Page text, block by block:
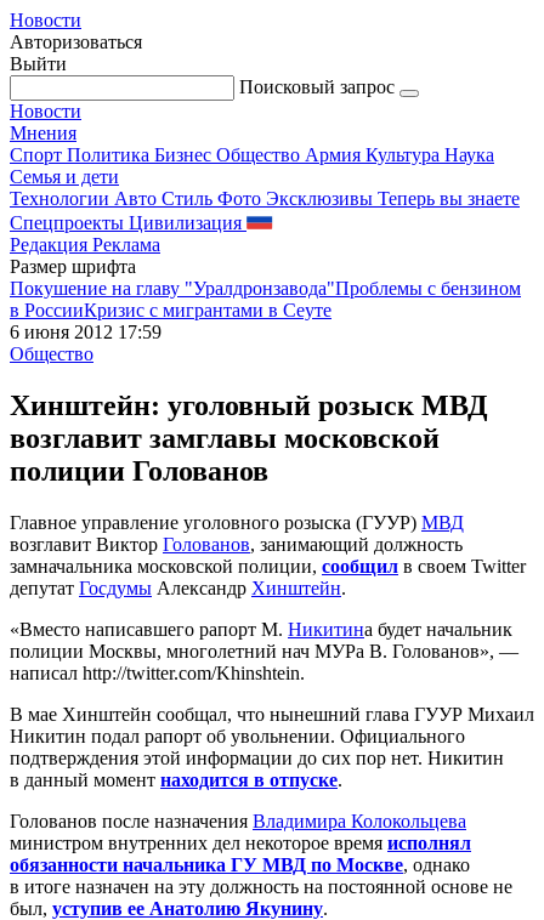
Новости
Авторизоваться
Выйти
Поисковый запрос
Новости
Мнения
Спорт Политика Бизнес Общество Армия Культура Наука
Семья и дети
Технологии Авто Стиль Фото Эксклюзивы Теперь вы знаете
Спецпроекты Цивилизация
Редакция Реклама
Размер шрифта
Покушение на главу "Уралдронзавода"Проблемы с бензином
в РоссииКризис с мигрантами в Сеуте
6 июня 2012 17:59
Общество
Хинштейн: уголовный розыск МВД
возглавит замглавы московской
полиции Голованов
Главное управление уголовного розыска (ГУУР) МВД
возглавит Виктор Голованов, занимающий должность
замначальника московской полиции, сообщил в своем Twitter
депутат Госдумы Александр Хинштейн.
«Вместо написавшего рапорт М. Никитина будет начальник
полиции Москвы, многолетний нач МУРа В. Голованов», —
написал http://twitter.com/Khinshtein.
В мае Хинштейн сообщал, что нынешний глава ГУУР Михаил
Никитин подал рапорт об увольнении. Официального
подтверждения этой информации до сих пор нет. Никитин
в данный момент находится в отпуске.
Голованов после назначения Владимира Колокольцева
министром внутренних дел некоторое время исполнял
обязанности начальника ГУ МВД по Москве, однако
в итоге назначен на эту должность на постоянной основе не
был, уступив ее Анатолию Якунину.